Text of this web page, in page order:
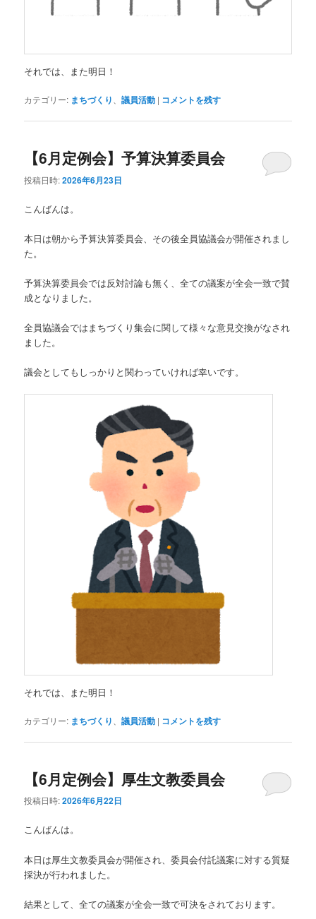
それでは、また明日！
カテゴリー: まちづくり 、議員活動 | コメントを残す
【6月定例会】予算決算委員会
投稿日時:2026年6月23日
こんばんは。
本日は朝から予算決算委員会、その後全員協議会が開催されまし
た。
予算決算委員会では反対討論も無く、全ての議案が全会一致で賛
成となりました。
全員協議会ではまちづくり集会に関して様々な意見交換がなされ
ました。
議会としてもしっかりと関わっていければ幸いです。
それでは、また明日！
カテゴリー: まちづくり 、議員活動 | コメントを残す
【6月定例会】厚生文教委員会
投稿日時:2026年6月22日
こんばんは。
本日は厚生文教委員会が開催され、委員会付託議案に対する質疑
採決が行われました。
結果として、全ての議案が全会一致で可決をされております。